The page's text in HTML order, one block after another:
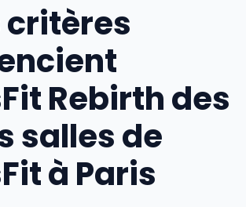
critères
Rebirth des
salles de
à Paris